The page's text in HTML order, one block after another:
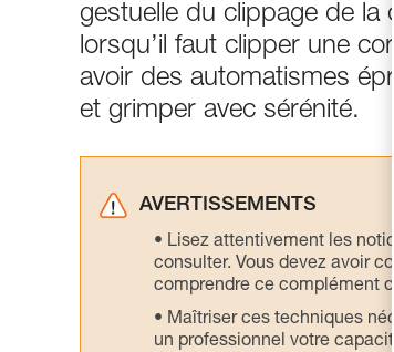
gestuelle du clippage de
lorsqu’il faut clipper une
avoir des automatismes
et grimper avec sérénité.
AVERTISSEMENTS
Lisez attentivement les
consulter. Vous devez avoir
comprendre ce complément
Maîtriser ces techniques
un professionnel votre